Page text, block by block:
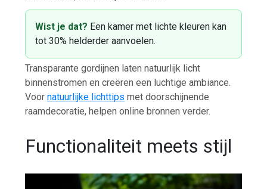
Wist je dat? Een kamer met lichte kleuren kan
tot 30% helderder aanvoelen.
Transparante gordijnen laten natuurlijk licht
binnenstromen en creëren een luchtige ambiance.
Voornatuurlijke lichttips met doorschijnende
raamdecoratie, helpen online bronnen verder.
Functionaliteit meets stijl